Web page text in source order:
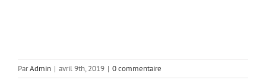
ParAdmin | avril 9th, 2019 | 0 commentaire